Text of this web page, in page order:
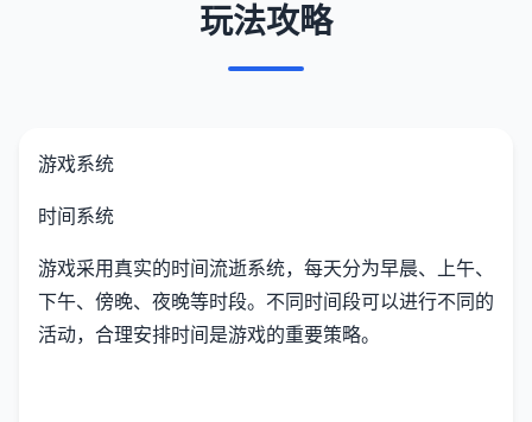
玩法攻略
游戏系统
时间系统
游戏采用真实的时间流逝系统，每天分为早晨、上午、
下午、傍晚、夜晚等时段。不同时间段可以进行不同的
活动，合理安排时间是游戏的重要策略。